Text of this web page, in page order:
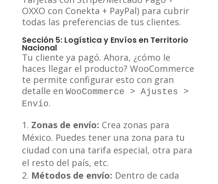
OXXO con Conekta + PayPal) para cubrir
todas las preferencias de tus clientes.
Sección 5: Logística y Envíos en Territorio
Nacional
Tu cliente ya pagó. Ahora, ¿cómo le
haces llegar el producto? WooCommerce
te permite configurar esto con gran
detalle en WooCommerce > Ajustes >
Envío.
Zonas de envío: Crea zonas para
México. Puedes tener una zona para tu
ciudad con una tarifa especial, otra para
el resto del país, etc.
Métodos de envío: Dentro de cada